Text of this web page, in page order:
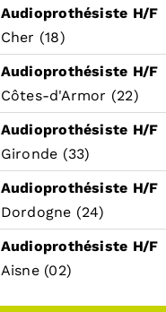
Audioprothésiste H/F
Cher (18)
Audioprothésiste H/F
Côtes-d'Armor (22)
Audioprothésiste H/F
Gironde (33)
Audioprothésiste H/F
Dordogne (24)
Audioprothésiste H/F
Aisne (02)